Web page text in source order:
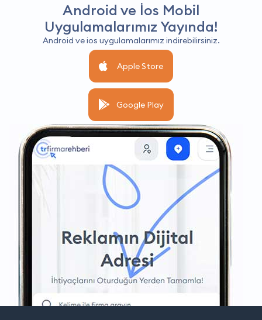
Android ve İos Mobil
Uygulamalarımız Yayında!
Android ve ios uygulamalarımız indirebilirsiniz.
Apple Store
Google Play